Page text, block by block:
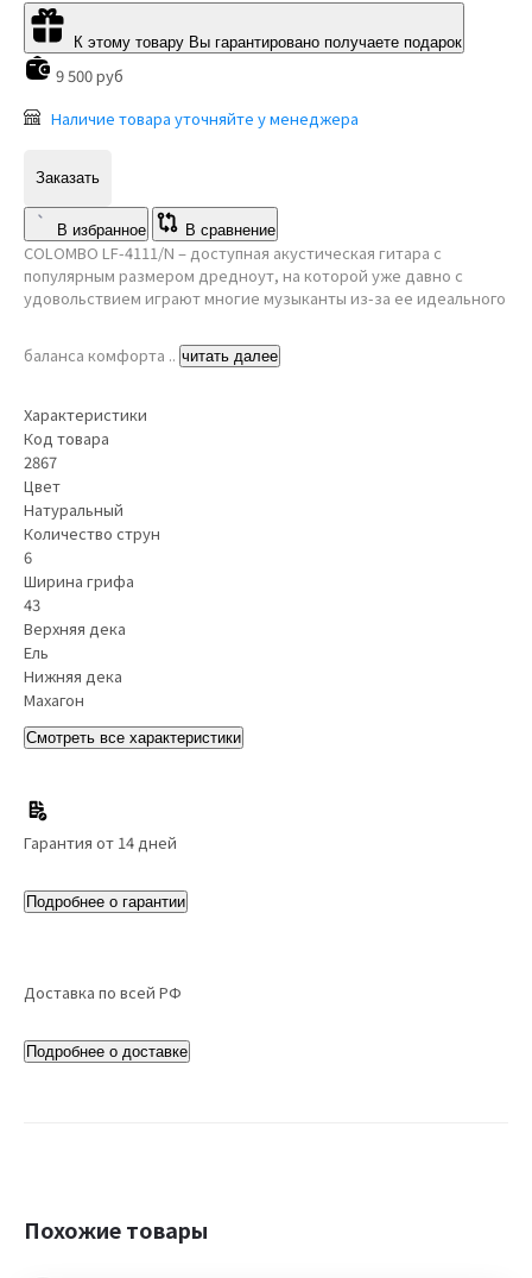
К этому товару Вы гарантировано получаете подарок
9 500 руб
Наличие товара уточняйте у менеджера
Заказать
В избранное В сравнение
COLOMBO LF-4111/N – доступная акустическая гитара с
популярным размером дредноут, на которой уже давно с
удовольствием играют многие музыканты из-за ее идеального
баланса комфорта .. читать далее
Характеристики
Код товара
2867
Цвет
Натуральный
Количество струн
6
Ширина грифа
43
Верхняя дека
Ель
Нижняя дека
Махагон
Смотреть все характеристики
Гарантия от 14 дней
Подробнее о гарантии
Доставка по всей РФ
Подробнее о доставке
Похожие товары